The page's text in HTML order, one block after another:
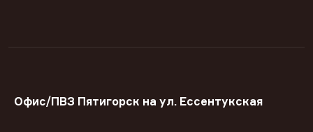
Офис/ПВЗ Пятигорск на ул. Ессентукская